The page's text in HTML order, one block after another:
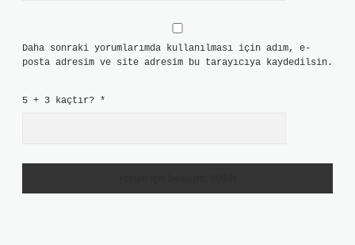
Daha sonraki yorumlarımda kullanılması için adım, e-
posta adresim ve site adresim bu tarayıcıya kaydedilsin.
5 + 3 kaçtır? *